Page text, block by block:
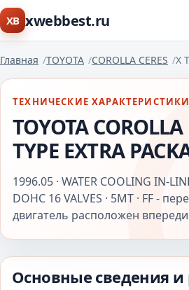
XB xwebbest.ru
Главная TOYOTA COROLLA CERES X
ТЕХНИЧЕСКИЕ ХАРАКТЕРИСТИКИ
TOYOTA COROLLA
TYPE EXTRA
1996.05 · WATER COOLING IN-
DOHC 16 VALVES · 5MT · FF -
двигатель расположен впереди
Основные сведения